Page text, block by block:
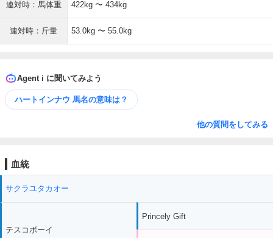
連対時：馬体重 422kg 〜 434kg
連対時：斤量 53.0kg 〜 55.0kg
Agent i に聞いてみよう
ハートインナウ 馬名の意味は？
他の質問をしてみる
血統
サクラユタカオー
テスコボーイ
Princely Gift